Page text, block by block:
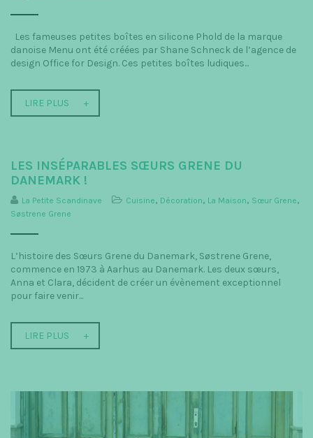
Les fameuses petites boîtes en silicone Phold de la marque
danoise Menu ont été créées par Shane Schneck de l’agence de
design Office for Design. Ces petites boîtes ludiques...
LIRE PLUS
LES INSÉPARABLES SŒURS GRENE DU
DANEMARK !
La Petite Scandinave Cuisine, Décoration, La Maison, Sœur Grene,
Søstrene Grene
L’histoire des Sœurs Grene du Danemark, Søstrene Grene,
commence en 1973 à Aarhus au Danemark. Les deux sœurs,
Anna et Clara, décident de créer un évènement exceptionnel
pour faire venir...
LIRE PLUS